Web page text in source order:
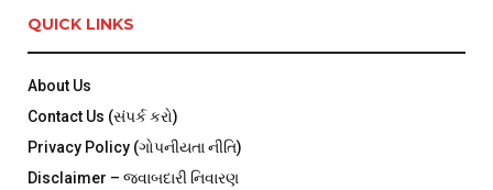
QUICK LINKS
About Us
Contact Us (સંપર્ક કરો)
Privacy Policy (ગોપનીયતા નીતિ)
Disclaimer – જવાબદારી નિવારણ